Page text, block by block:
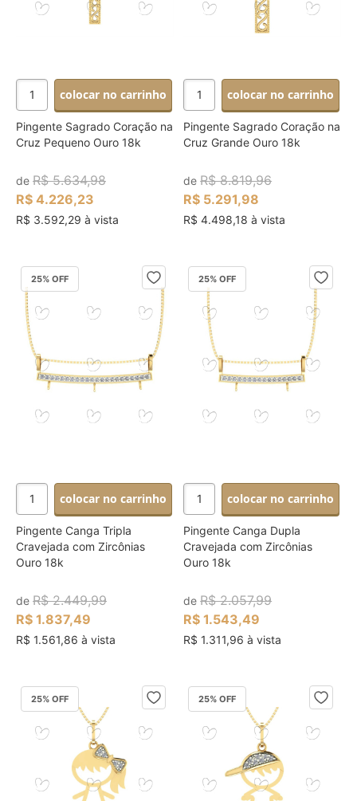
colocar no carrinho
Pingente Sagrado Coração na
Cruz Pequeno Ouro 18k
de R$ 5.634,98
R$ 4.226,23
R$ 3.592,29 à vista
colocar no carrinho
Pingente Sagrado Coração na
Cruz Grande Ouro 18k
deR$ 8.819,96
R$ 5.291,98
R$ 4.498,18 à vista
25% OFF
colocar no carrinho
Pingente Canga Tripla
Cravejada com Zircônias
Ouro 18k
de R$ 2.449,99
R$ 1.837,49
R$ 1.561,86 à vista
25% OFF
colocar no carrinho
Pingente Canga Dupla
Cravejada com Zircônias
Ouro 18k
deR$ 2.057,99
R$ 1.543,49
R$ 1.311,96 à vista
25% OFF 25% OFF